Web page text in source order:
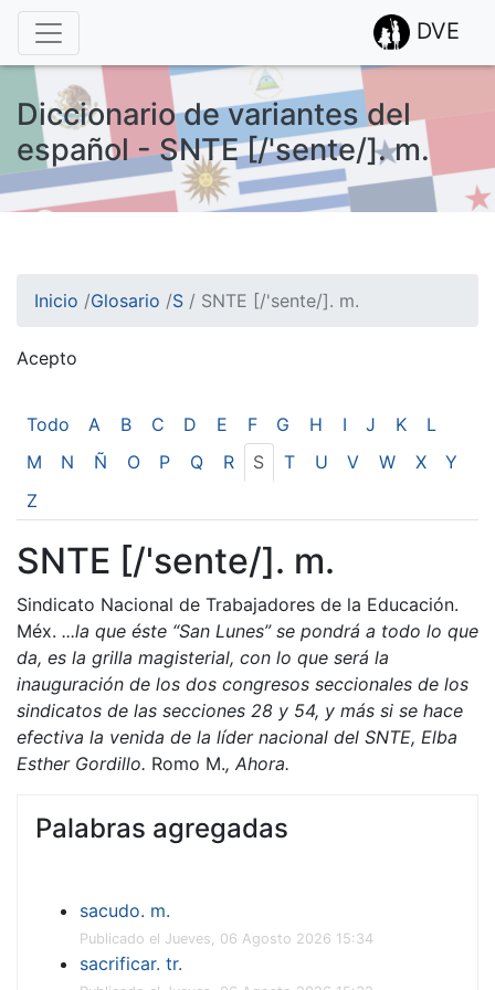
DVE
Diccionario de variantes del
español - SNTE [/'sente/]. m.
Inicio /Glosario /S / SNTE [/'sente/]. m.
Acepto
Todo A B C D E F G H I J K
L
M
N Ñ O P Q R S T U V W X
Y
Z
SNTE [/'sente/]. m.
Sindicato Nacional de Trabajadores de la Educación.
Méx. ...la que éste “San Lunes” se pondrá a todo lo que
da, es la grilla magisterial, con lo que será la
inauguración de los dos congresos seccionales de los
sindicatos de las secciones 28 y 54, y más si se hace
efectiva la venida de la líder nacional del SNTE, Elba
Esther Gordillo. Romo M., Ahora.
Palabras agregadas
sacudo. m.
Publicado el Jueves, 06 Agosto 2026 15:34
sacrificar. tr.